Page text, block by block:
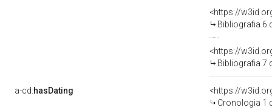
<https://
Bibliografia 6
<https://
Bibliografia 7
a-cd:hasDating
<https://
Cronologia 1